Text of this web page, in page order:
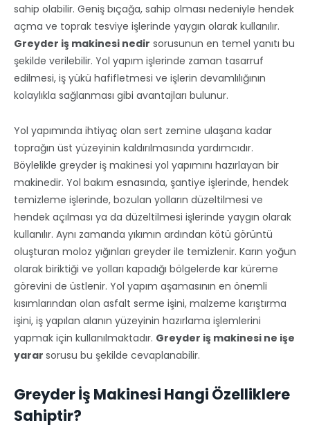
sahip olabilir. Geniş bıçağa, sahip olması nedeniyle hendek
açma ve toprak tesviye işlerinde yaygın olarak kullanılır.
Greyder iş makinesi nedir sorusunun en temel yanıtı bu
şekilde verilebilir. Yol yapım işlerinde zaman tasarruf
edilmesi, iş yükü hafifletmesi ve işlerin devamlılığının
kolaylıkla sağlanması gibi avantajları bulunur.
Yol yapımında ihtiyaç olan sert zemine ulaşana kadar
toprağın üst yüzeyinin kaldırılmasında yardımcıdır.
Böylelikle greyder iş makinesi yol yapımını hazırlayan bir
makinedir. Yol bakım esnasında, şantiye işlerinde, hendek
temizleme işlerinde, bozulan yolların düzeltilmesi ve
hendek açılması ya da düzeltilmesi işlerinde yaygın olarak
kullanılır. Aynı zamanda yıkımın ardından kötü görüntü
oluşturan moloz yığınları greyder ile temizlenir. Karın yoğun
olarak biriktiği ve yolları kapadığı bölgelerde kar küreme
görevini de üstlenir. Yol yapım aşamasının en önemli
kısımlarından olan asfalt serme işini, malzeme karıştırma
işini, iş yapılan alanın yüzeyinin hazırlama işlemlerini
yapmak için kullanılmaktadır. Greyder iş makinesi ne işe
yarar sorusu bu şekilde cevaplanabilir.
Greyder İş Makinesi Hangi Özelliklere
Sahiptir?